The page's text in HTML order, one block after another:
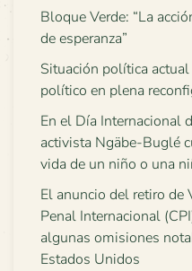
Bloque Verde: “La
de esperanza”
Situación política
político en plena
En el Día Internacional
activista Ngäbe-Buglé
vida de un niño o una
El anuncio del retiro de
Penal Internacional
algunas omisiones
Estados Unidos